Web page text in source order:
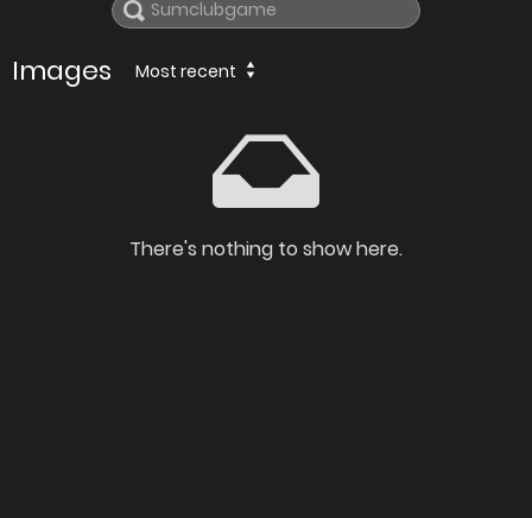
Images Most recent
There's nothing to show here.